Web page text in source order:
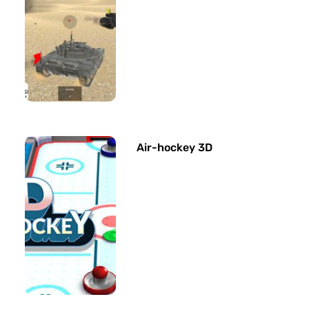
Air-hockey 3D